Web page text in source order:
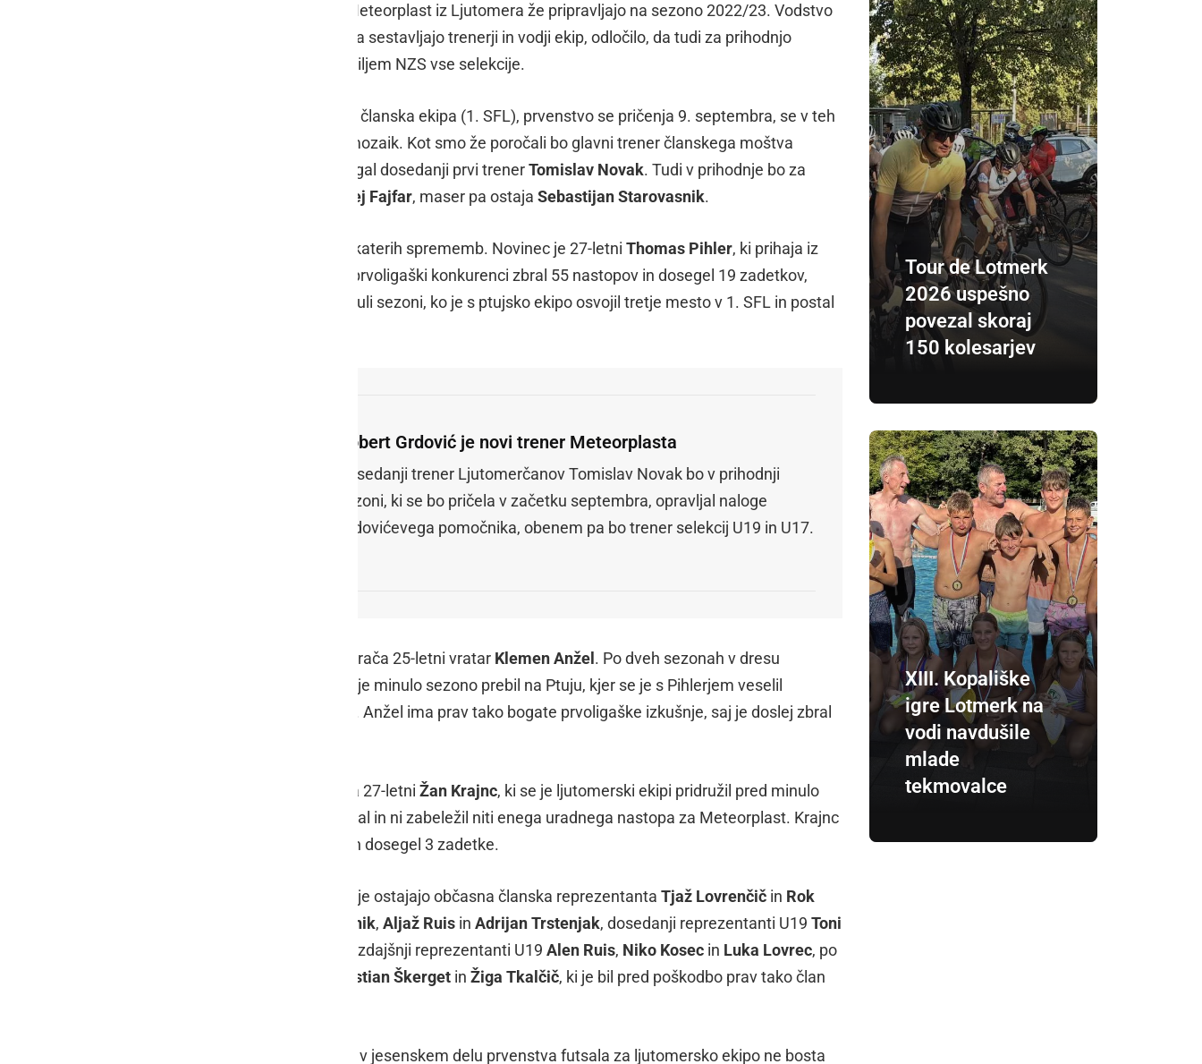
za selekciji U17 in U19 - se v KMN Meteorplast iz Ljutomera že pripravljajo na sezono 2022/23. Vodstvo
kluba se je s strokovnim timom, ki ga sestavljajo trenerji in vodji ekip, odločilo, da tudi za prihodnjo
sezono prijavi v tekmovanja pod okriljem NZS vse selekcije.
Ker se bo prva v tekmovanje podala članska ekipa (1. SFL), prvenstvo se pričenja 9. septembra, se v teh
dneh sestavlja trenerski in igralski mozaik. Kot smo že poročali bo glavni trener članskega moštva
, kateremu bo pomagal dosedanji prvi trenerTomislav Novak. Tudi v prihodnje bo za
Andrej Fajfar, maser pa ostaja Sebastijan Starovasnik.
V igralskem kadru je že prišlo do nekaterih sprememb. Novinec je 27-letni Thomas Pihler, ki prihaja iz
ptujske Hiše daril. Pihler je doslej v prvoligaški konkurenci zbral 55 nastopov in dosegel 19 zadetkov,
najvidnejši uspeh pa zabeležil v minuli sezoni, ko je s ptujsko ekipo osvojil tretje mesto v 1. SFL in postal
Robert Grdović je novi trener Meteorplasta
Dosedanji trener Ljutomerčanov Tomislav Novak bo v prihodnji
sezoni, ki se bo pričela v začetku septembra, opravljal naloge
Grdovićevega pomočnika, obenem pa bo trener selekcij U19 in U17.
Po enem letu se v ljutomerski klub vrača 25-letni vratar Klemen Anžel . Po dveh sezonah v dresu
Meteorplasta (2019/20 in 2020/21) je minulo sezono prebil na Ptuju, kjer se je s Pihlerjem veselil
izjemnih rezultatov ptujskega kluba. Anžel ima prav tako bogate prvoligaške izkušnje, saj je doslej zbral
Po hudi poškodbi se na parket vrača 27-letni Žan Krajnc, ki se je ljutomerski ekipi pridružil pred minulo
sezono, a se na pripravah poškodoval in ni zabeležil niti enega uradnega nastopa za Meteorplast. Krajnc
je doslej v 1. SFL odigral 14 tekem in dosegel 3 zadetke.
V ljutomerskem klubu tudi v prihodnje ostajajo občasna članska reprezentanta Tjaž Lovrenčič in Rok
Matic Goznik, Aljaž Ruis in Adrijan Trstenjak, dosedanji reprezentanti U19 Toni
, zdajšnji reprezentanti U19 Alen Ruis, Niko Kosec in Luka Lovrec, po
Kristian Škerget in Žiga Tkalčič, ki je bil pred poškodbo prav tako član
Zaradi igranja »velikega« nogometa v jesenskem delu prvenstva futsala za ljutomersko ekipo ne bosta
Tour de Lotmerk
2026 uspešno
povezal skoraj
150 kolesarjev
XIII. Kopališke
igre Lotmerk na
vodi navdušile
mlade
tekmovalce